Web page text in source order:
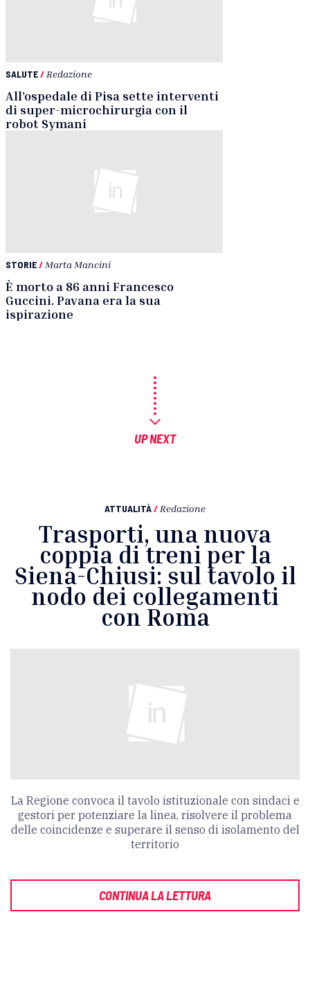
SALUTE/ Redazione
All’ospedale di Pisa sette interventi
di super-microchirurgia con il
robot Symani
STORIE/ Marta Mancini
È morto a 86 anni Francesco
Guccini. Pavana era la sua
ispirazione
UP NEXT
ATTUALITÀ/ Redazione
Trasporti, una nuova
coppia di treni per la
Siena-Chiusi: sul tavolo il
nodo dei collegamenti
con Roma
La Regione convoca il tavolo istituzionale con sindaci e
gestori per potenziare la linea, risolvere il problema
delle coincidenze e superare il senso di isolamento del
territorio
CONTINUA LA LETTURA